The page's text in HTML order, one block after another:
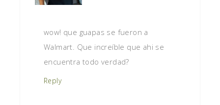
wow! que guapas se fueron a
Walmart. Que increíble que ahi se
encuentra todo verdad?
Reply